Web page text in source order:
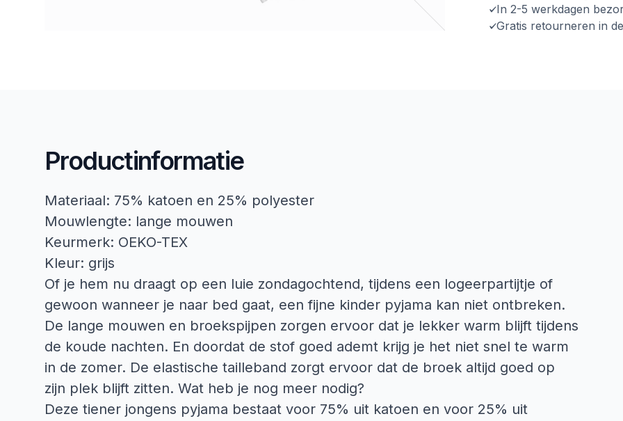
In 2-5 werkdagen
Gratis retourneren in
Productinformatie
Materiaal: 75% katoen en 25% polyester
Mouwlengte: lange mouwen
Keurmerk: OEKO-TEX
Kleur: grijs
Of je hem nu draagt op een luie zondagochtend, tijdens een logeerpartijtje of
gewoon wanneer je naar bed gaat, een fijne kinder pyjama kan niet ontbreken.
De lange mouwen en broekspijpen zorgen ervoor dat je lekker warm blijft tijdens
de koude nachten. En doordat de stof goed ademt krijg je het niet snel te warm
in de zomer. De elastische tailleband zorgt ervoor dat de broek altijd goed op
zijn plek blijft zitten. Wat heb je nog meer nodig?
Deze tiener jongens pyjama bestaat voor 75% uit katoen en voor 25% uit